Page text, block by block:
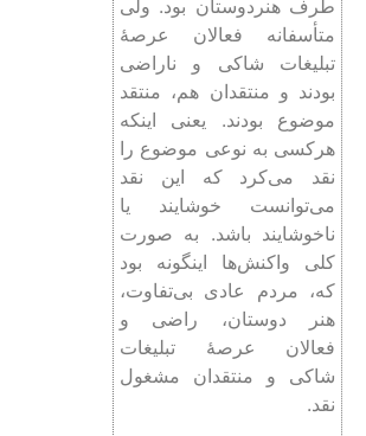
طرف هنردوستان بود. ولی
متأسفانه فعالان عرصۀ
تبلیغات شاکی و ناراضی
بودند و منتقدان هم، منتقد
موضوع بودند. یعنی اینکه
هرکسی به نوعی موضوع را
نقد می‌کرد که این نقد
می‌توانست خوشایند یا
ناخوشایند باشد. به صورت
کلی واکنش‌ها اینگونه بود
که، مردم عادی بی‌تفاوت،
هنر دوستان، راضی و
فعالان عرصۀ تبلیغات
شاکی و منتقدان مشغول
نقد.